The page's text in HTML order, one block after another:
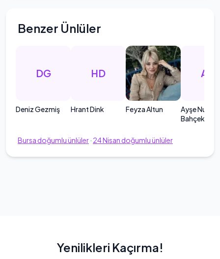
Benzer Ünlüler
DG
Deniz Gezmiş
HD
Hrant Dink Feyza Altun
AN
Ayşe Nur
Bahçekapılı
Bursa doğumlu ünlüler· 24Nisan doğumlu ünlüler
Yenilikleri Kaçırma!